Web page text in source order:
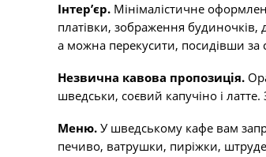
Інтер’єр. Мінімалістичне
платівки, зображення
а можна перекусити, посидівши за
Незвична кавова пропозиція.
шведськи, соєвий капучіно і
Меню. У шведському кафе вам
печиво, ватрушки, пиріжки,